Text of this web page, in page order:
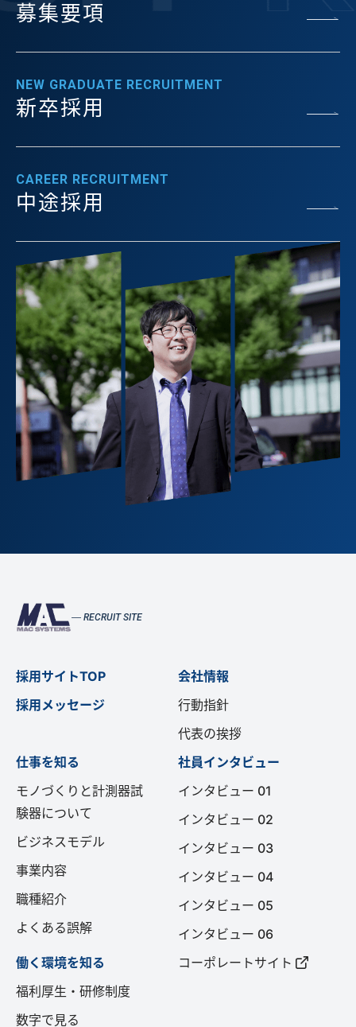
募集要項
NEW GRADUATE RECRUITMENT
新卒採用
CAREER RECRUITMENT
中途採用
RECRUIT SITE
採用サイトTOP
採用メッセージ
会社情報
行動指針
代表の挨拶
仕事を知る
モノづくりと計測器試
験器について
ビジネスモデル
事業内容
職種紹介
よくある誤解
社員インタビュー
インタビュー 01
インタビュー 02
インタビュー 03
インタビュー 04
インタビュー 05
インタビュー 06
働く環境を知る
福利厚生・研修制度
数字で見る
コーポレートサイト